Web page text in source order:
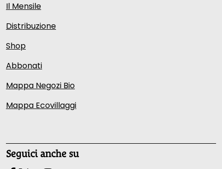
Il Mensile
Distribuzione
Shop
Abbonati
Mappa Negozi Bio
Mappa Ecovillaggi
Seguici anche su